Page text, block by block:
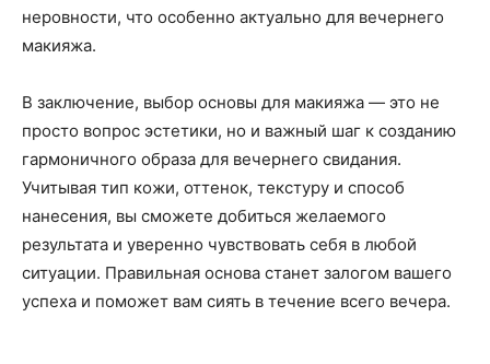
неровности, что особенно актуально для вечернего
макияжа.
В заключение, выбор основы для макияжа — это не
просто вопрос эстетики, но и важный шаг к созданию
гармоничного образа для вечернего свидания.
Учитывая тип кожи, оттенок, текстуру и способ
нанесения, вы сможете добиться желаемого
результата и уверенно чувствовать себя в любой
ситуации. Правильная основа станет залогом вашего
успеха и поможет вам сиять в течение всего вечера.